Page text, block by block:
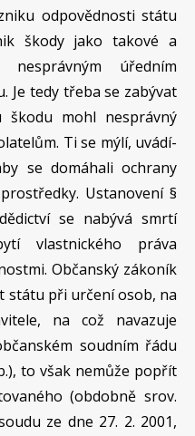
odpovědnosti státu
škody jako takové a
úředním
Je tedy třeba se zabývat
škodu mohl nesprávný
Ti se mýlí, uvádí-
se domáhali ochrany
Ustanovení §
se nabývá smrtí
vlastnického práva
Občanský zákoník
státu při určení osob, na
na což navazuje
soudním řádu
to však nemůže popřít
(obdobně srov.
ze dne 27. 2. 2001,